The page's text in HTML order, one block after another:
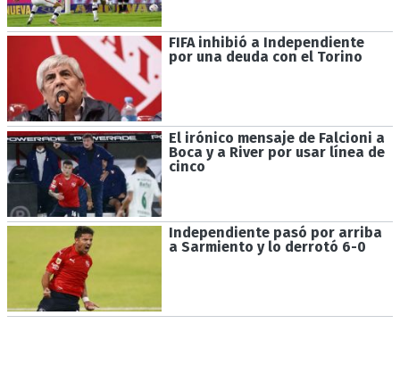
FIFA inhibió a Independiente
por una deuda con el Torino
El irónico mensaje de Falcioni a
Boca y a River por usar línea de
cinco
Independiente pasó por arriba
a Sarmiento y lo derrotó 6-0